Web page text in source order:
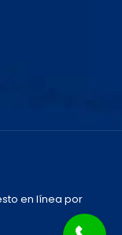
en línea por